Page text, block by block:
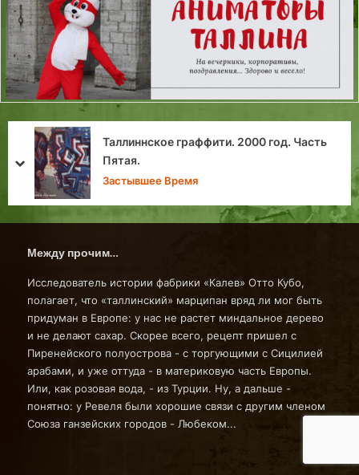
Каламая после Крымской войны:
восстановление района, новые улицы и
благоустройство
Каламая
prev
next
Между прочим…
Исследователь истории фабрики «Калев» Отто Кубо,
полагает, что «таллинский» марципан вряд ли мог быть
придуман в Европе: у нас не растет миндальное дерево
и не делают сахар. Скорее всего, рецепт пришел с
Пиренейского полуострова - с торгующими с Сицилией
арабами, и уже оттуда - в материковую часть Европы.
Или, как розовая вода, - из Турции. Ну, а дальше -
понятно: у Ревеля были хорошие связи с другим членом
Союза ганзейских городов - Любеком...